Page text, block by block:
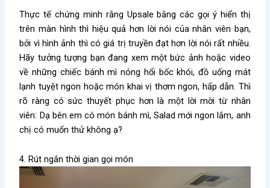
Thực tế chứng minh rằng Upsale bằng các gọi ý hiển thị
trên màn hình thì hiệu quả hơn lời nói của nhân viên bạn,
bởi vì hình ảnh thì có giá trị truyền đạt hơn lời nói rất nhiều.
Hãy tưởng tượng bạn đang xem một bức ảnh hoặc video
về những chiếc bánh mì nóng hổi bốc khói, đồ uống mát
lạnh tuyệt ngon hoặc món khai vị thơm ngon, hấp dẫn. Thì
rõ ràng có sức thuyết phục hơn là một lời mời từ nhân
viên: Dạ bên em có món bánh mì, Salad mới ngon lắm, anh
chị có muốn thử không ạ?
4. Rút ngắn thời gian gọi món